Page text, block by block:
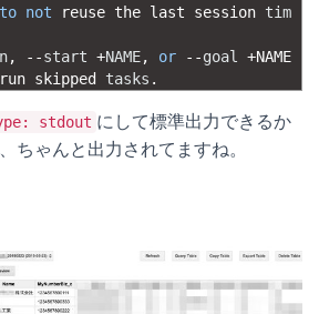
to not reuse the last session tim
, --start +NAME, or --goal +
skipped tasks .
stdout にして標準出力できるか
ちゃんと出力されてますね。